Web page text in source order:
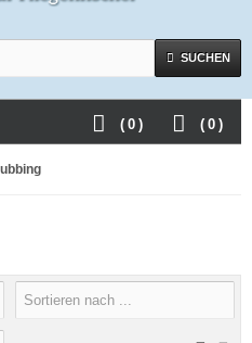
SUCHEN
( 0 )
( 0 )